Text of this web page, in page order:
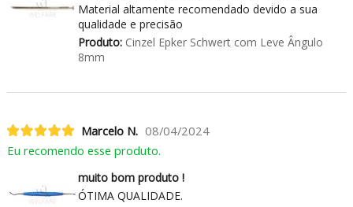
Material altamente recomendado devido a sua
qualidade e precisão
Produto:Cinzel Epker Schwert com Leve Ângulo
8mm
Marcelo N. 08/04/2024
Eu recomendo esse produto.
muito bom produto !
ÓTIMA QUALIDADE.